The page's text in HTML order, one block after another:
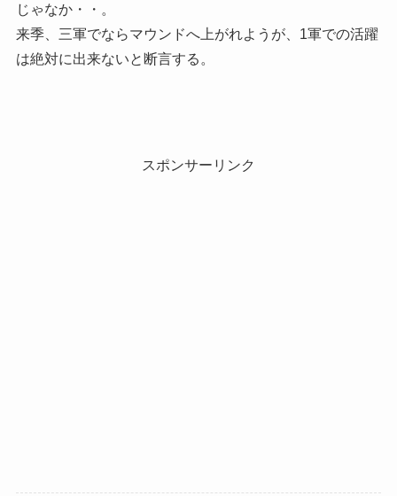
じゃなか・・。
来季、三軍でならマウンドへ上がれようが、1軍での活躍
は絶対に出来ないと断言する。
スポンサーリンク